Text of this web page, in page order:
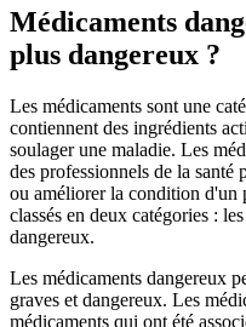
Médicaments
plus dangereux ?
Les médicaments sont une
contiennent des ingrédients
soulager une maladie. Les
des professionnels de la santé
ou améliorer la condition d'un
classés en deux catégories :
dangereux.
Les médicaments dangereux
graves et dangereux. Les
médicaments qui ont été